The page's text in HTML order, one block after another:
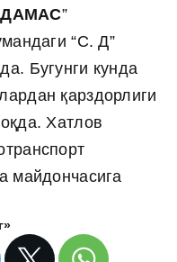
ДАМАС”
“С. Д”
Бугунги кунда
қарздорлиги
Хатлов
майдончасига